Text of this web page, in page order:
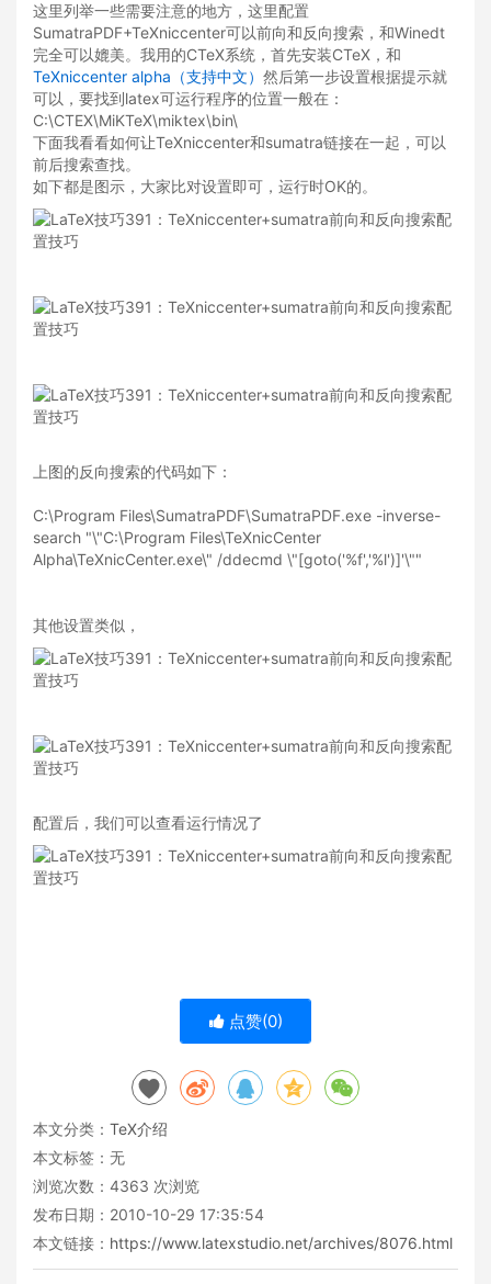
这里列举一些需要注意的地方，这里配置
SumatraPDF+TeXniccenter可以前向和反向搜索，和Winedt
完全可以媲美。我用的CTeX系统，首先安装CTeX，和
TeXniccenter alpha（支持中文） 然后第一步设置根据提示就
可以，要找到latex可运行程序的位置一般在：
C:\CTEX\MiKTeX\miktex\bin\
下面我看看如何让TeXniccenter和sumatra链接在一起，可以
前后搜索查找。
如下都是图示，大家比对设置即可，运行时OK的。
上图的反向搜索的代码如下：
C:\Program Files\SumatraPDF\SumatraPDF.exe -inverse-
search "\"C:\Program Files\TeXnicCenter
Alpha\TeXnicCenter.exe\" /ddecmd \"[goto('%f','%l')]'\""
其他设置类似，
配置后，我们可以查看运行情况了
点赞(0)
本文分类： TeX介绍
本文标签：无
浏览次数： 4363 次浏览
发布日期：2010-10-29 17:35:54
本文链接： https://www.latexstudio.net/archives/8076.html